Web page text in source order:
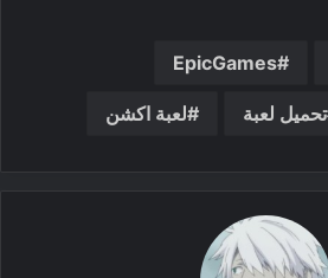
EpicGames
تحميل لعبة لعبة اكشن